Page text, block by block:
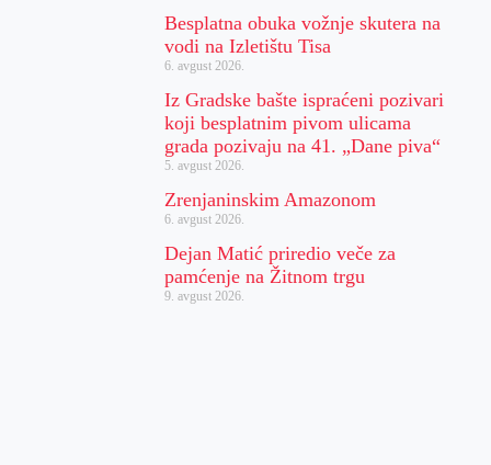
Besplatna obuka vožnje skutera na
vodi na Izletištu Tisa
6. avgust 2026.
Iz Gradske bašte ispraćeni pozivari
koji besplatnim pivom ulicama
grada pozivaju na 41. „Dane piva“
5. avgust 2026.
Zrenjaninskim Amazonom
6. avgust 2026.
Dejan Matić priredio veče za
pamćenje na Žitnom trgu
9. avgust 2026.